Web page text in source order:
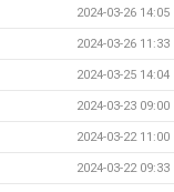
2024-03-26 14:05
2024-03-26 11:33
2024-03-25 14:04
2024-03-23 09:00
2024-03-22 11:00
2024-03-22 09:33